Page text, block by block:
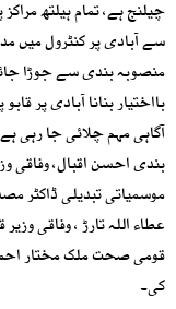
چیلنج ہے، تمام ہیلتھ
سے آبادی پر کنٹرول میں
منصوبہ بندی سے جوڑا
بااختیار بنانا آبادی پر
آگاہی مہم چلائی جا رہی
بندی احسن اقبال، وفاقی
موسمیاتی تبدیلی ڈاکٹر
عطاء اللہ تارڑ ، وفاقی
قومی صحت ملک مختار
کی۔